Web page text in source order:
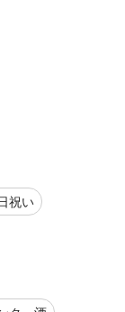
祝い